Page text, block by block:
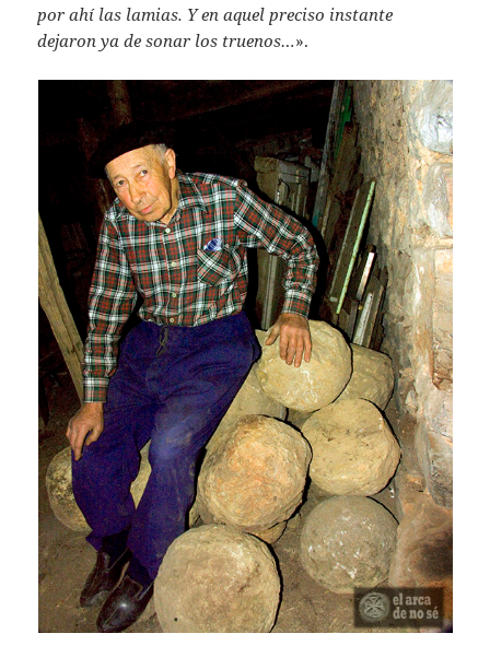
por ahí las lamias. Y en aquel preciso instante
dejaron ya de sonar los truenos…».